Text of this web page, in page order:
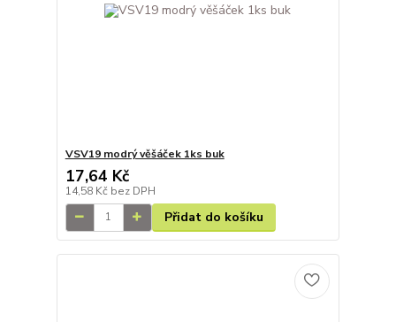
VSV19 modrý věšáček 1ks buk
17,64 Kč
14,58 Kč bez DPH
Přidat do košíku